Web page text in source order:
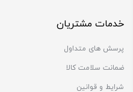
خدمات مشتریان
پرسش های متداول
ضمانت سلامت کالا
شرایط و قوانین